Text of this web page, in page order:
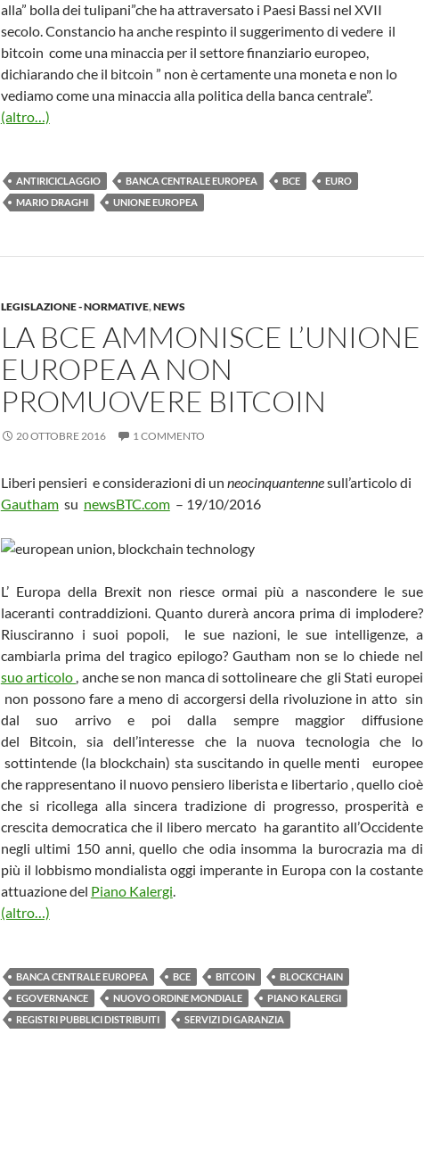
alla” bolla dei tulipani”che ha attraversato i Paesi Bassi nel XVII
secolo. Constancio ha anche respinto il suggerimento di vedere il
bitcoin come una minaccia per il settore finanziario europeo,
dichiarando che il bitcoin ” non è certamente una moneta e non lo
vediamo come una minaccia alla politica della banca centrale”.
(altro…)
ANTIRICICLAGGIO BANCA CENTRALE EUROPEA BCE
EURO
MARIO DRAGHI
UNIONE EUROPEA
LEGISLAZIONE - NORMATIVE,NEWS
LA BCE AMMONISCE L’UNIONE
EUROPEA A NON
PROMUOVERE BITCOIN
20 OTTOBRE 2016 1 COMMENTO
Liberi pensieri e considerazioni di un neocinquantennesull’articolo di
Gauthamsu newsBTC.com– 19/10/2016
L’ Europa della Brexit non riesce ormai più a nascondere le sue
laceranti contraddizioni. Quanto durerà ancora prima di implodere?
Riusciranno i suoi popoli, le sue nazioni, le sue intelligenze, a
cambiarla prima del tragico epilogo? Gautham non se lo chiede nel
suo articolo , anche se non manca di sottolineare che gli Stati europei
non possono fare a meno di accorgersi della rivoluzione in atto sin
dal suo arrivo e poi dalla sempre maggior diffusione
del Bitcoin, sia dell’interesse che la nuova tecnologia che lo
sottintende (la blockchain) sta suscitando in quelle menti europee
che rappresentano il nuovo pensiero liberista e libertario , quello cioè
che si ricollega alla sincera tradizione di progresso, prosperità e
crescita democratica che il libero mercato ha garantito all’Occidente
negli ultimi 150 anni, quello che odia insomma la burocrazia ma di
più il lobbismo mondialista oggi imperante in Europa con la costante
attuazione del Piano Kalergi.
(altro…)
BANCA CENTRALE EUROPEA BCE BITCOIN
BLOCKCHAIN
EGOVERNANCE
NUOVO ORDINE MONDIALE
PIANO KALERGI
REGISTRI PUBBLICI DISTRIBUITI
SERVIZI DI GARANZIA